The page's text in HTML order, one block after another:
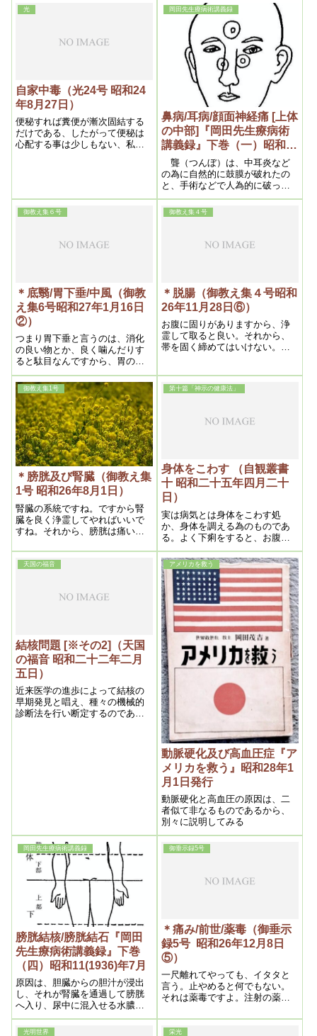
け行が積んで魂が偉くなってい
光
自家中毒（光24号 昭和24
年8月27日）
便秘すれば糞便が漸次固結する
だけである、したがって便秘は
心配する事は少しもない、私が
岡田先生療病術講義録
鼻病/耳病/顔面神経痛 [上体
の中部]『岡田先生療病術
講義録』下巻（一）昭和
11(1936)年7月
聾（つんぼ）は、中耳炎など
の為に自然的に鼓膜が破れたの
と、手術などで人為的に破った
のとあります。又その鼓膜の破
れ具合によって、軽い重いがあ
ります。しかし鼓膜はなくとも
中には、鼓膜は何とも異常がな
御教え集６号
＊底翳/胃下垂/中風（御教
え集6号昭和27年1月16日
②）
つまり胃下垂と言うのは、消化
の良い物とか、良く噛んだりす
ると駄目なんですから、胃の悪
い人は、お茶漬を食うんです
ね。それだけで治ります。胃下
垂なんかは、お茶漬で百発百中
です。
御教え集４号
＊脱腸（御教え集４号昭和
26年11月28日⑥）
お腹に固りがありますから、浄
霊して取ると良い。それから、
帯を固く締めてはいけない。固
腎臓の後も大事ですから背中か
る。それから、これも力を絶対
に抜く様にしてやる
御教え集1号
＊膀胱及び腎臓（御教え集
1号 昭和26年8月1日）
腎臓の系統ですね。ですから腎
臓を良く浄霊してやればいいで
すね。それから、膀胱は痛い
のは、小便に 相当薬毒が入って
いるから、膀胱の粘膜を刺戟す
第十篇「神示の健康法」
身体をこわす （自観叢書
十 昭和二十五年四月二十
日）
実は病気とは身体をこわす処
か、身体を調える為のものであ
る。よく下痢をすると、お腹を
こわしたからというが、実は健
康に有害な毒素が排泄されるの
で甚だ結構な事である。
天国の福音
結核問題 [※その2]（天国
の福音 昭和二十二年二月
五日）
近来医学の進歩によって結核の
早期発見と唱え、種々の機械的
診断法を行い断定するのであ
アメリカを救う
動脈硬化及び高血圧症『ア
メリカを救う』昭和28年1
月1日発行
動脈硬化と高血圧の原因は、二
者似て非なるものであるから、
別々に説明してみる
岡田先生療病術講義録
膀胱結核/膀胱結石『岡田
先生療病術講義録』下巻
（四）昭和11(1936)年7月
原因は、胆臓からの胆汁が浸出
し、それが腎臓を通過して膀胱
へ入り、尿中に混入せる水膿と
結合し、化学的に結石するので
あります。これは、胆石と同一
御垂示録5号
＊痛み/前世/薬毒（御垂示
録5号 昭和26年12月8日
⑤）
一尺離れてやっても、イタタと
言う。止やめると何でもない。
それは薬毒ですよ。注射の薬の
いですよ。皮膚の直ぐ――皮下
に薬毒が集まっている。芯じゃ
光明世界 栄光